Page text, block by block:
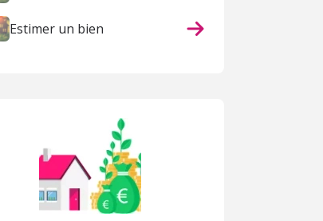
Estimer un bien